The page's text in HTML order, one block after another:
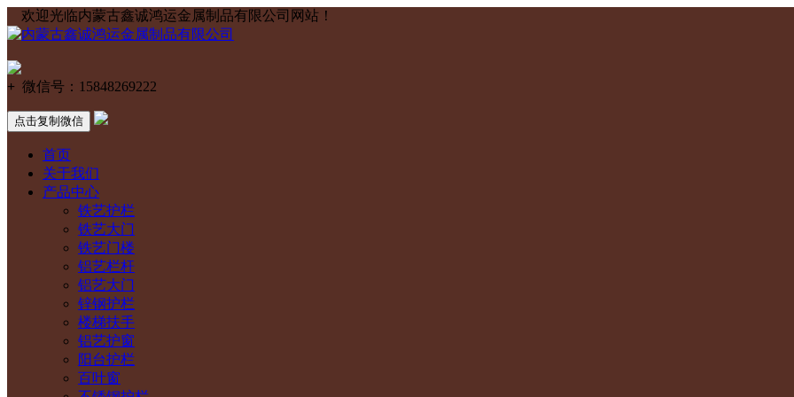
欢迎光临内蒙古鑫诚鸿运金属制品有限公司网站！
+ 微信号： 15848269222
点击复制微信
首页
关于我们
产品中心
铁艺护栏
铁艺大门
铁艺门楼
铝艺栏杆
铝艺大门
锌钢护栏
楼梯扶手
铝艺护窗
阳台护栏
百叶窗